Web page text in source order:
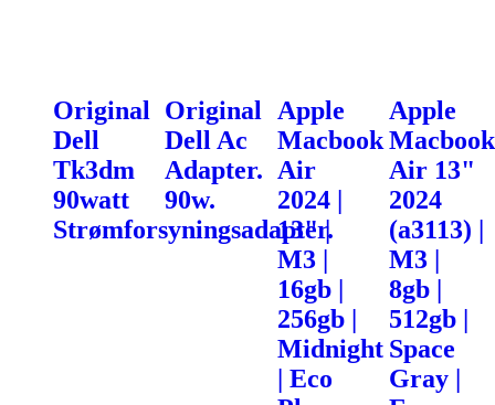
Original
Dell
Tk3dm
90watt
Strømforsyningsadapter.
Original
Dell Ac
Adapter.
90w.
Apple
Macbook
Air
2024 |
13" |
M3 |
16gb |
256gb |
Midnight
| Eco
Apple
Macbook
Air 13"
2024
(a3113) |
M3 |
8gb |
512gb |
Space
Gray |